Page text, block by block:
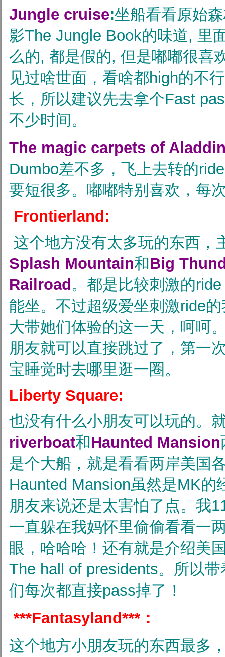
Jungle cruise:坐船看看原始
影The Jungle Book的味道, 里
么的, 都是假的, 但是嘟嘟很喜
见过啥世面，看啥都high的不
长，所以建议先去拿个Fast
不少时间。
The magic carpets of
Dumbo差不多，飞上去转的
要短很多。嘟嘟特别喜欢，每
Frontierland:
这个地方没有太多玩的东西，
Splash Mountain和Big
Railroad 。都是比较刺激的
能坐。不过超级爱坐刺激ride
大带她们体验的这一天，呵呵
朋友就可以直接跳过了，第一
宝睡觉时去哪里逛一圈。
Liberty Square:
也没有什么小朋友可以玩的。
riverboat和Haunted Mansion
是个大船，就是看看两岸美国
Haunted Mansion虽然是MK的
朋友来说还是太害怕了点。我
一直躲在我妈怀里偷偷看看一
眼，哈哈哈！还有就是介绍美
The hall of presidents。所以
们每次都直接pass掉了！
***Fantasyland***：
这个地方小朋友玩的东西最多